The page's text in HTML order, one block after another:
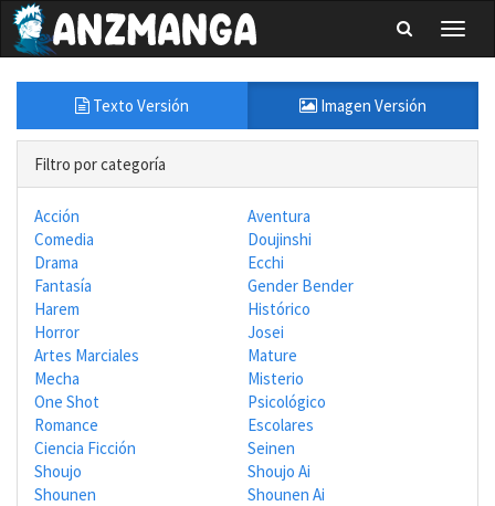
Texto Versión Imagen Versión
Filtro por categoría
Acción
Aventura
Comedia
Doujinshi
Drama
Ecchi
Fantasía
Gender Bender
Harem
Histórico
Horror
Josei
Artes Marciales
Mature
Mecha
Misterio
One Shot
Psicológico
Romance
Escolares
Ciencia Ficción
Seinen
Shoujo
Shoujo Ai
Shounen
Shounen Ai